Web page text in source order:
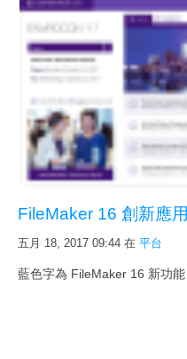
FileMaker 16 創新應用
五月 18, 2017 09:44 在 平台
藍色字為 FileMaker 16 新功能